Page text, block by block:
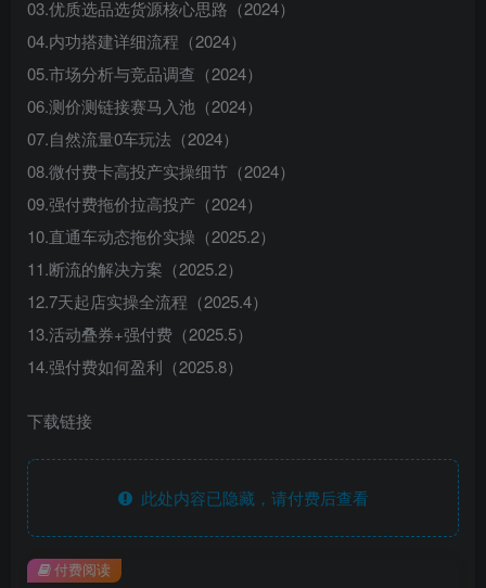
03.优质选品选货源核心思路（2024）
04.内功搭建详细流程（2024）
05.市场分析与竞品调查（2024）
06.测价测链接赛马入池（2024）
07.自然流量0车玩法（2024）
08.微付费卡高投产实操细节（2024）
09.强付费拖价拉高投产（2024）
10.直通车动态拖价实操（2025.2）
11.断流的解决方案（2025.2）
12.7天起店实操全流程（2025.4）
13.活动叠券+强付费（2025.5）
14.强付费如何盈利（2025.8）
下载链接
此处内容已隐藏，请付费后查看
付费阅读